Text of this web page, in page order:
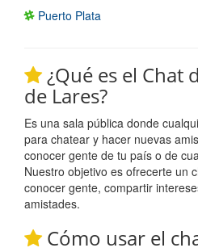
Puerto Plata
¿Qué es el Chat
de Lares?
Es una sala pública donde
para chatear y hacer nuevas
conocer gente de tu país o de
Nuestro objetivo es ofrecerte un
conocer gente, compartir
amistades.
Cómo usar el